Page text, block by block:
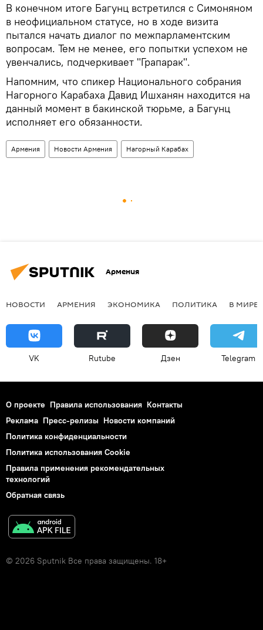
В конечном итоге Багунц встретился с Симоняном
в неофициальном статусе, но в ходе визита
пытался начать диалог по межпарламентским
вопросам. Тем не менее, его попытки успехом не
увенчались, подчеркивает "Грапарак".
Напомним, что спикер Национального собрания
Нагорного Карабаха Давид Ишханян находится на
данный момент в бакинской тюрьме, а Багунц
исполняет его обязанности.
Армения Новости Армения Нагорный Карабах
Армения
НОВОСТИ АРМЕНИЯ ЭКОНОМИКА ПОЛИТИКА В МИРЕ
VK Rutube Дзен Telegram
О проекте Правила использования Контакты
Реклама Пресс-релизы Новости компаний
Политика конфиденциальности
Политика использования Cookie
Правила применения рекомендательных
технологий
Обратная связь
© 2026 Sputnik Все права защищены. 18+